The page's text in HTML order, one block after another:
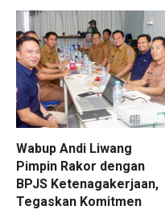
Wabup Andi Liwang
Pimpin Rakor dengan
BPJS Ketenagakerjaan,
Tegaskan Komitmen